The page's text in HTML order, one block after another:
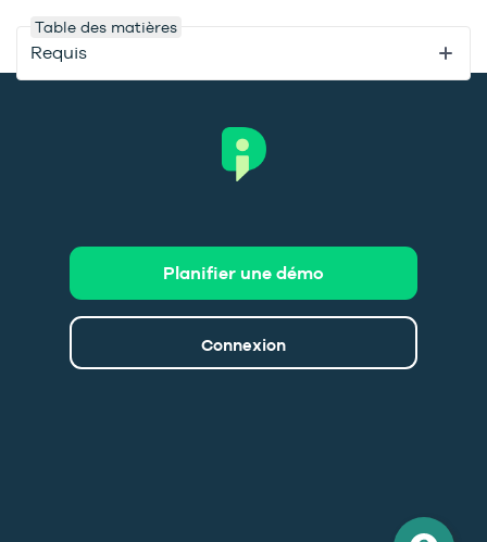
Table des matières
Requis
Connexion
Planifier une démo